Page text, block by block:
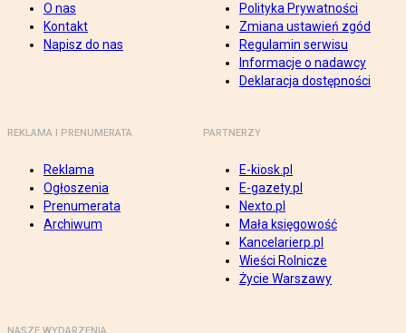
O nas
Kontakt
Napisz do nas
Polityka Prywatności
Zmiana ustawień zgód
Regulamin serwisu
Informacje o nadawcy
Deklaracja dostępności
REKLAMA I PRENUMERATA
Reklama
Ogłoszenia
Prenumerata
Archiwum
PARTNERZY
E-kiosk.pl
E-gazety.pl
Nexto.pl
Mała księgowość
Kancelarierp.pl
Wieści Rolnicze
Życie Warszawy